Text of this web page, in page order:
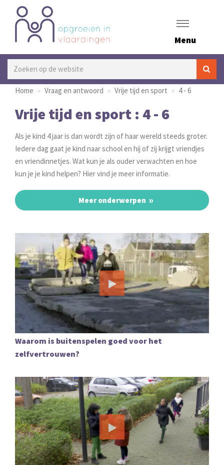
Menu
Home Vraag en antwoord Vrije tijd en sport 4 - 6
Vrije tijd en sport : 4 - 6
Als je kind 4 jaar is dan wordt zijn of haar wereld steeds groter.
Iedere dag gaat je kind naar school en hij of zij krijgt vriendjes
en vriendinnetjes. Wat kun je als ouder verwachten en hoe
kun je je kind helpen? Hier vind je meer informatie.
Meer onderwerpen
Waarom is buitenspelen goed voor het
zelfvertrouwen?